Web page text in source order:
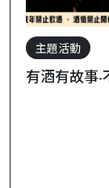
主題活動
有酒有故事-